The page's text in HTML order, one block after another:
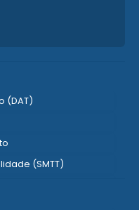
(DAT)
(SMTT)